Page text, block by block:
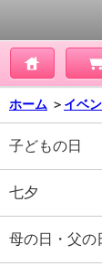
ホーム ＞ イベ
子どもの日
七夕
母の日・父の